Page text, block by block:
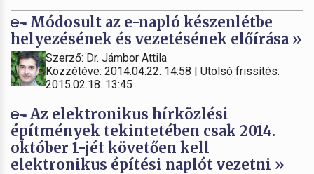
Módosult az e-napló készenlétbe
helyezésének és vezetésének előírása »
Szerző: Dr. Jámbor Attila
Közzétéve: 2014.04.22. 14:58 | Utolsó frissítés:
2015.02.18. 13:45
Az elektronikus hírközlési
építmények tekintetében csak 2014.
október 1-jét követően kell
elektronikus építési naplót vezetni »